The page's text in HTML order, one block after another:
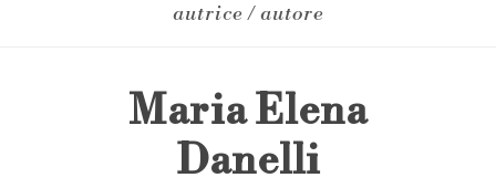
autrice / autore
Maria Elena
Danelli